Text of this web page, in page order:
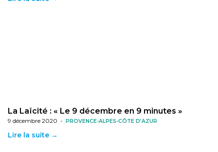
La Laïcité : « Le 9 décembre en 9 minutes »
9 décembre 2020 - PROVENCE-ALPES-CÔTE D’AZUR
Lire la suite →